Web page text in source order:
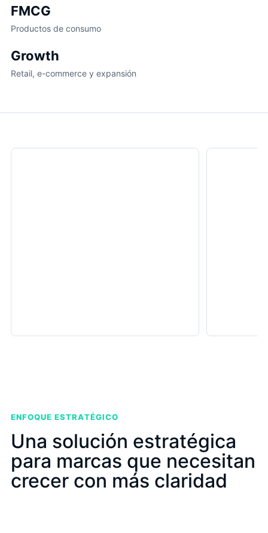
FMCG
Productos de consumo
Growth
Retail, e-commerce y expansión
ENFOQUE ESTRATÉGICO
Una solución estratégica
para marcas que necesitan
crecer con más claridad